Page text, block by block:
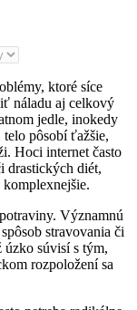
ktoré síce
náladu aj celkový
jedle, inokedy
pôsobí ťažšie,
Hoci internet často
drastických diét,
Významnú
stravovania či
úzko súvisí s tým,
rozpoložení sa